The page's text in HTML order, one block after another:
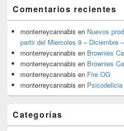
Comentarios recientes
monterreycannabis en Nuevos
partir del Miercoles 9 – Diciembre
monterreycannabis en Brownies
monterreycannabis en Brownies
monterreycannabis en Fire OG
monterreycannabis en
Categorías